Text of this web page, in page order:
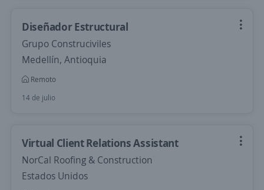
Diseñador Estructural
Grupo Construciviles
Medellín, Antioquia
Remoto
14 de julio
Virtual Client Relations Assistant
NorCal Roofing & Construction
Estados Unidos